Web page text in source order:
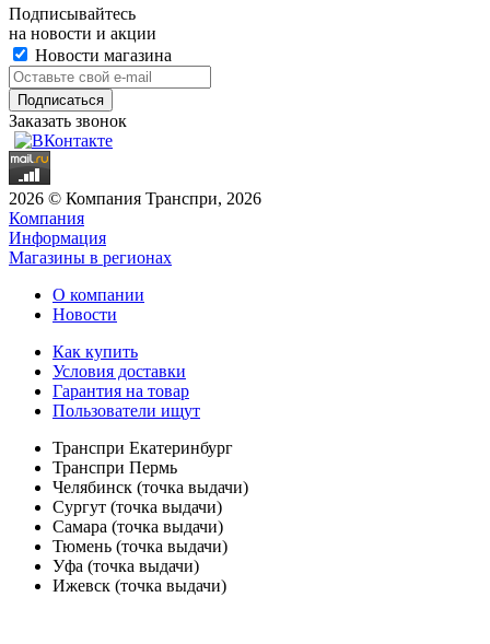
Подписывайтесь
на новости и акции
Новости магазина
Заказать звонок
2026 © Компания Транспри, 2026
Компания
Информация
Магазины в регионах
О компании
Новости
Как купить
Условия доставки
Гарантия на товар
Пользователи ищут
Транспри Екатеринбург
Транспри Пермь
Челябинск (точка выдачи)
Сургут (точка выдачи)
Самара (точка выдачи)
Тюмень (точка выдачи)
Уфа (точка выдачи)
Ижевск (точка выдачи)